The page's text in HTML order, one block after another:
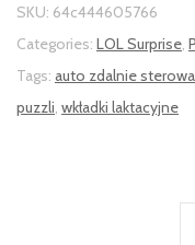
SKU: 64c444605766
Categories: LOL Surprise,
Tags: auto zdalnie
puzzli, wkładki laktacyjne